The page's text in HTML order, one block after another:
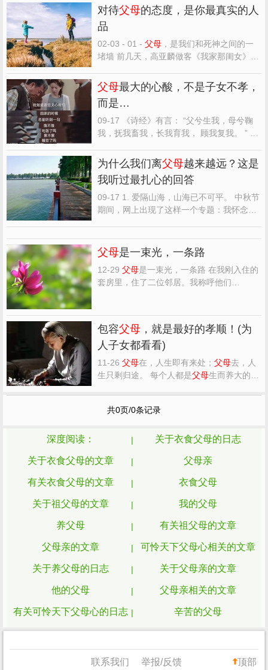
帮助的事情，父母们砸锅卖铁也要做。 但这
些，大多是外在形式的舍得。在培养孩子的
过程中，家长们不...
对待父母的态度，是你最真实的人
品
02-03 - 01 - 父母，是我们和死神之间的一
堵墙 前几天，高亚麟做客《我家那闺女》，
之间的一堵墙。” 初闻不知其意，细思深感
悲凉。父母在，不管你是30岁还是60岁，都
觉得死亡太过遥远。 但
下子就明白了...
父母最大的心酸，不是子女不孝，
而是…
09-17 《诗经》有言： “父兮生我，母兮鞠
我，抚我畜我，长我育我， 顾我复我。 ” 这
因距离和岁月而消磨。 那便是父母对子女之
爱。 然而，为人 父母 有一种心酸，叫做即使
拼尽全力，却依然满怀愧疚。 01 “孩子对不
起，是爸爸...
为什么我们离父母越来越远？这是
我听过最扎心的回答
09-17 1. 爱隔山海，山海已不可平。 中秋节
期间，网上出现了这样一个专题：我怀念小
说，不聊则已，一聊就吵架，大过节的搞得
不愉快。 小时候，我们和 父母
大后，却变得无...
父母是一束光，一条路
12-29 父母是一束光，一条路 在我刚入住的
套房里，住了二位邻居。我称呼他们
邻居。但直觉告诉我，“左”是一位积极向
上，热爱生...
包容父母，就是最好的孝顺！(为
人子女都看看)
11-26 父母在，人生即有来处； 父母去，人
生只剩归途。 每个人都是父母生而养大的，
有跪乳之恩，鸦有反哺之义。
的肉，是融到他们...
共0页/0条记录
深度阅读： 关于衣食父母的日志
关于衣食父母的文章 父母亲
有关衣食父母的文章 衣食父母
关于祖父母的文章 我的父母
养父母 有关祖父母的文章
父母亲的文章 可怜天下父母心相关的文章
关于养父母的日志 关于父母亲的文章
他的父母 父母亲相关的文章
有关可怜天下父母心的日志 辛苦的父母
父母 养父母相关的文章
顶部
联系我们 举报/反馈